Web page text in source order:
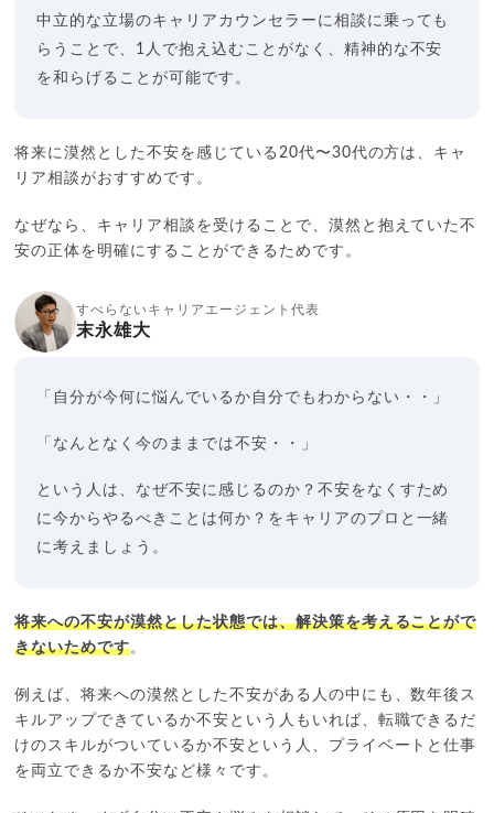
中立的な立場のキャリアカウンセラーに相談に乗っても
らうことで、1人で抱え込むことがなく、精神的な不安
を和らげることが可能です。
将来に漠然とした不安を感じている20代〜30代の方は、キャ
リア相談がおすすめです。
なぜなら、キャリア相談を受けることで、漠然と抱えていた不
安の正体を明確にすることができるためです。
すべらないキャリアエージェント代表
末永雄大
「自分が今何に悩んでいるか自分でもわからない・・」
「なんとなく今のままでは不安・・」
という人は、なぜ不安に感じるのか？不安をなくすため
に今からやるべきことは何か？をキャリアのプロと一緒
に考えましょう。
将来への不安が漠然とした状態では、解決策を考えることがで
きないためです。
例えば、将来への漠然とした不安がある人の中にも、数年後ス
キルアップできているか不安という人もいれば、転職できるだ
けのスキルがついているか不安という人、プライベートと仕事
を両立できるか不安など様々です。